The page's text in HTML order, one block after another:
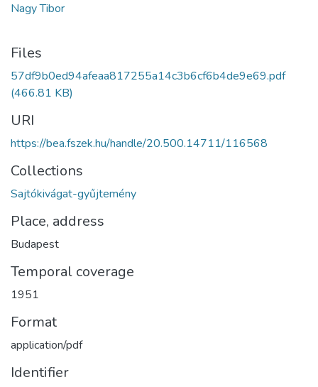
Nagy Tibor
Files
57df9b0ed94afeaa817255a14c3b6cf6b4de9e69.pdf
(466.81 KB)
URI
https://bea.fszek.hu/handle/20.500.14711/116568
Collections
Sajtókivágat-gyűjtemény
Place, address
Budapest
Temporal coverage
1951
Format
application/pdf
Identifier